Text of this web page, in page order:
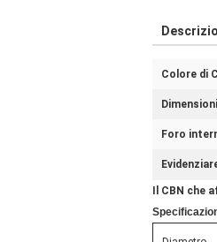
Colore di
Foro
Il CBN che